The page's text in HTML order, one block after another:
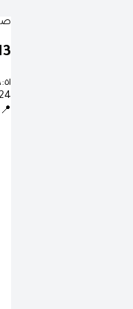
24 صفر 1448 هـ
📍